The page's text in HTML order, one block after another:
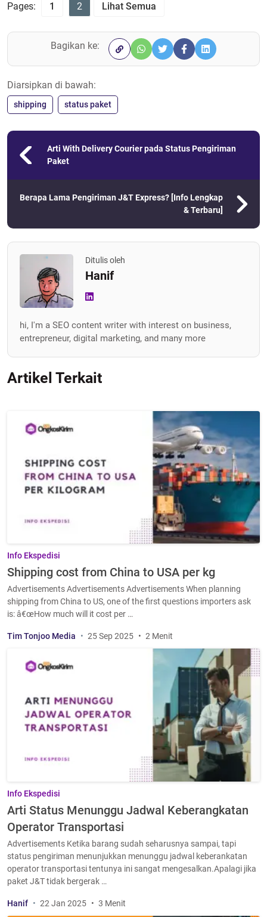
Pages: 1 2 Lihat Semua
Bagikan ke:
Diarsipkan di bawah:
shipping status paket
Arti With Delivery Courier pada Status Pengiriman
Paket
Berapa Lama Pengiriman J&T Express? [Info Lengkap
& Terbaru]
Ditulis oleh
Hanif
hi, I'm a SEO content writer with interest on business,
entrepreneur, digital marketing, and many more
Artikel Terkait
Info Ekspedisi
Shipping cost from China to USA per kg
Advertisements Advertisements Advertisements When planning
shipping from China to US, one of the first questions importers ask
is: â€œHow much will it cost per …
Tim Tonjoo Media 25 Sep 2025 2 Menit
Info Ekspedisi
Arti Status Menunggu Jadwal Keberangkatan
Operator Transportasi
Advertisements Ketika barang sudah seharusnya sampai, tapi
status pengiriman menunjukkan menunggu jadwal keberankatan
operator transportasi tentunya ini sangat mengesalkan.Apalagi jika
paket J&T tidak bergerak …
Hanif 22 Jan 2025 3 Menit